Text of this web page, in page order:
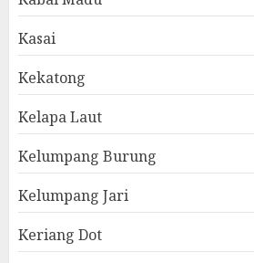
Kasai
Kekatong
Kelapa Laut
Kelumpang Burung
Kelumpang Jari
Keriang Dot